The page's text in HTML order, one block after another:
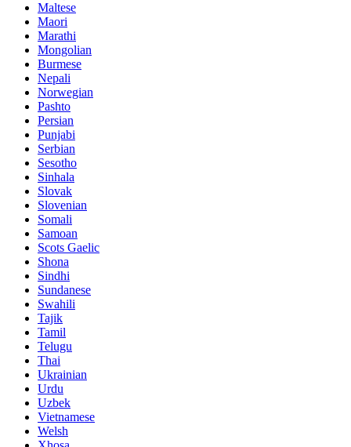
Maltese
Maori
Marathi
Mongolian
Burmese
Nepali
Norwegian
Pashto
Persian
Punjabi
Serbian
Sesotho
Sinhala
Slovak
Slovenian
Somali
Samoan
Scots Gaelic
Shona
Sindhi
Sundanese
Swahili
Tajik
Tamil
Telugu
Thai
Ukrainian
Urdu
Uzbek
Vietnamese
Welsh